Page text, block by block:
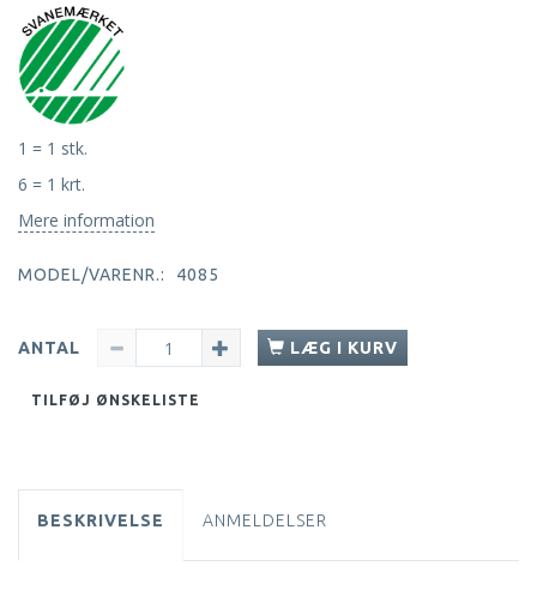
1 = 1 stk.
6 = 1 krt.
Mere information
MODEL/VARENR.: 4085
ANTAL LÆG I KURV
TILFØJ ØNSKELISTE
BESKRIVELSE ANMELDELSER